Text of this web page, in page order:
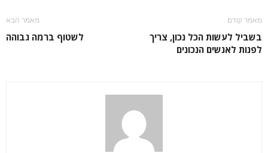
מאמר קודם
בשביל לעשות הכל נכון, צריך
לפנות לאנשים הנכונים
מאמר הבא
לשטוף ברמה גבוהה